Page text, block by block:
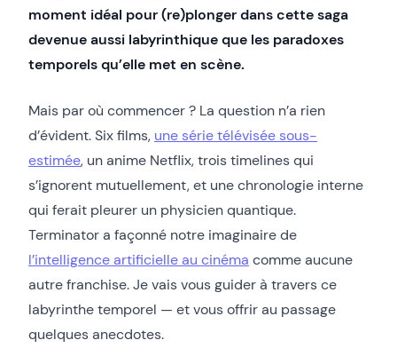
moment idéal pour (re)plonger dans cette saga
devenue aussi labyrinthique que les paradoxes
temporels qu’elle met en scène.
Mais par où commencer ? La question n’a rien
d’évident. Six films, une série télévisée sous-
estimée, un anime Netflix, trois timelines qui
s’ignorent mutuellement, et une chronologie interne
qui ferait pleurer un physicien quantique.
Terminator a façonné notre imaginaire de
l’intelligence artificielle au cinéma comme aucune
autre franchise. Je vais vous guider à travers ce
labyrinthe temporel — et vous offrir au passage
quelques anecdotes.